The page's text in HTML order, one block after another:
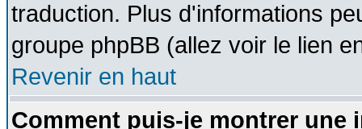
traduction. Plus d'informations
groupe phpBB (allez voir le lien
Revenir en haut
Comment puis-je montrer une